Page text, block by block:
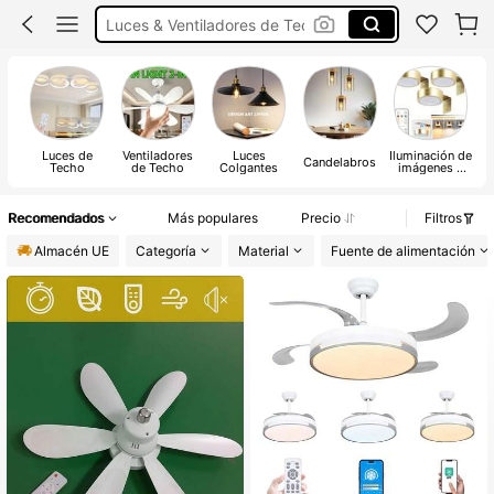
Luces & Ventiladores de Techo
Luces de
Techo
Ventiladores
de Techo
Luces
Colgantes Candelabros Iluminación de
imágenes y
Recomendados Más populares Precio
Filtros
Almacén UE
Categoría Material Fuente de alimentación